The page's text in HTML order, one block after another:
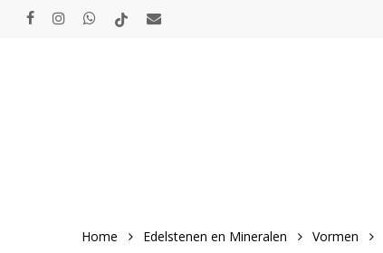
facebookinstagramwhatsapp
tiktok email
Home Edelstenen en Mineralen Vormen